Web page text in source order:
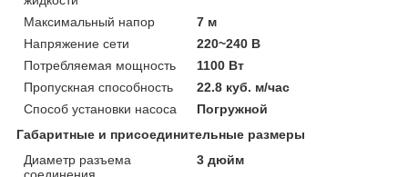
Максимальный напор
7 м
Напряжение сети
220~240 В
Потребляемая мощность
1100 Вт
Пропускная способность
22.8 куб. м/час
Способ установки насоса
Погружной
Габаритные и присоединительные размеры
Диаметр разъема
соединения
3 дюйм